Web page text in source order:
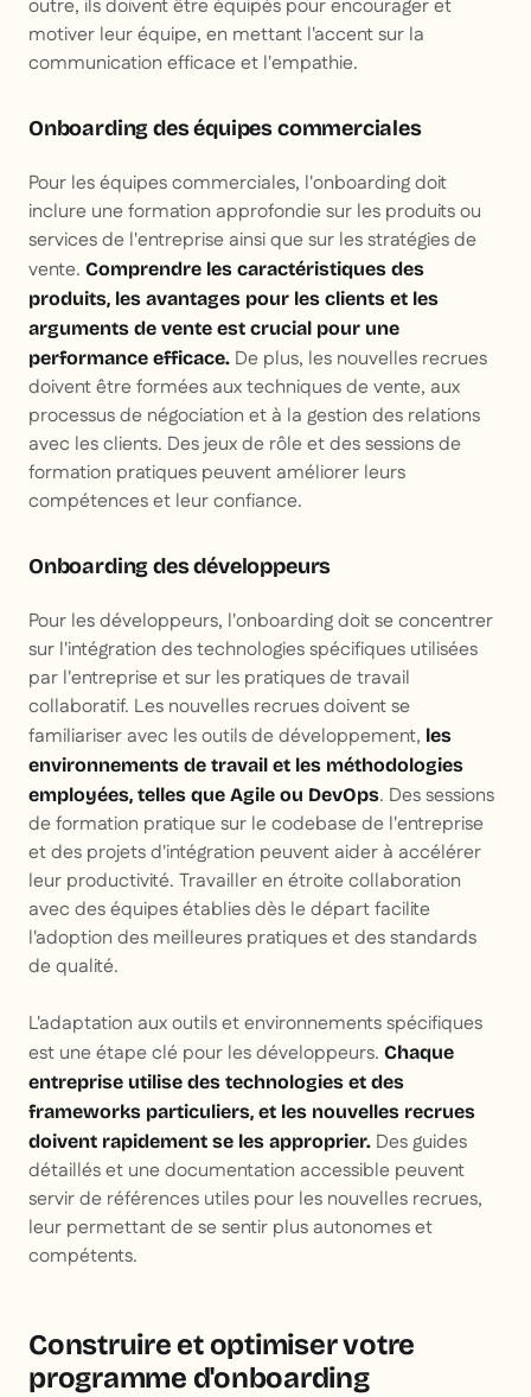
outre, ils doivent être équipés pour encourager et
motiver leur équipe, en mettant l'accent sur la
communication efficace et l'empathie.
Onboarding des équipes commerciales
Pour les équipes commerciales, l'onboarding doit
inclure une formation approfondie sur les produits ou
services de l'entreprise ainsi que sur les stratégies de
vente. Comprendre les caractéristiques des
produits, les avantages pour les clients et les
arguments de vente est crucial pour une
performance efficace. De plus, les nouvelles recrues
doivent être formées aux techniques de vente, aux
processus de négociation et à la gestion des relations
avec les clients. Des jeux de rôle et des sessions de
formation pratiques peuvent améliorer leurs
compétences et leur confiance.
Onboarding des développeurs
Pour les développeurs, l'onboarding doit se concentrer
sur l'intégration des technologies spécifiques utilisées
par l'entreprise et sur les pratiques de travail
collaboratif. Les nouvelles recrues doivent se
familiariser avec les outils de développement, les
environnements de travail et les méthodologies
employées, telles que Agile ou DevOps. Des sessions
de formation pratique sur le codebase de l'entreprise
et des projets d'intégration peuvent aider à accélérer
leur productivité. Travailler en étroite collaboration
avec des équipes établies dès le départ facilite
l'adoption des meilleures pratiques et des standards
de qualité.
L'adaptation aux outils et environnements spécifiques
est une étape clé pour les développeurs. Chaque
entreprise utilise des technologies et des
frameworks particuliers, et les nouvelles recrues
doivent rapidement se les approprier. Des guides
détaillés et une documentation accessible peuvent
servir de références utiles pour les nouvelles recrues,
leur permettant de se sentir plus autonomes et
compétents.
Construire et optimiser votre
programme d'onboarding